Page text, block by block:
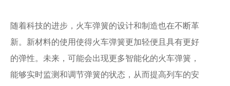
随着科技的进步，火车弹簧的设计和制造也在不断革
新。新材料的使用使得火车弹簧更加轻便且具有更好
的弹性。未来，可能会出现更多智能化的火车弹簧，
能够实时监测和调节弹簧的状态，从而提高列车的安